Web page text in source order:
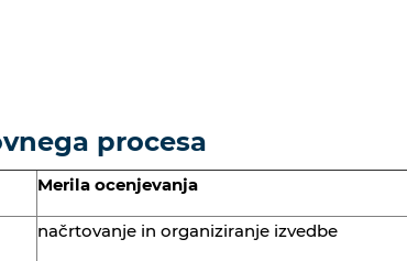
procesa
Merila ocenjevanja
načrtovanje in organiziranje izvedbe